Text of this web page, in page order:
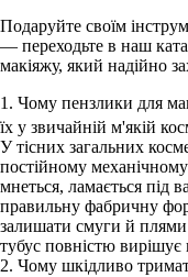
Подаруйте своїм
— переходьте в наш
макіяжу, який надійно
1. Чому пензлики для
їх у звичайній м'якій
У тісних загальних
постійному
мнеться, ламається під
правильну фабричну
залишати смуги й плями
тубус повністю
2. Чому шкідливо